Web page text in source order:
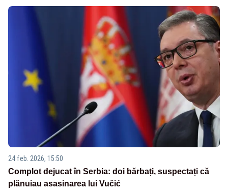
24 feb. 2026, 15:50
Complot dejucat în Serbia: doi bărbați, suspectați că
plănuiau asasinarea lui Vučić